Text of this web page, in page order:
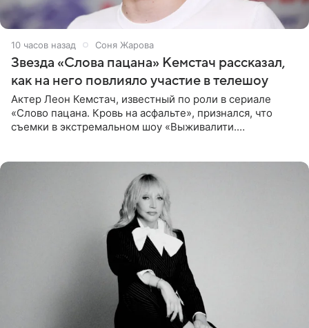
10 часов назад Соня Жарова
Звезда «Слова пацана» Кемстач рассказал,
как на него повлияло участие в телешоу
Актер Леон Кемстач, известный по роли в сериале
«Слово пацана. Кровь на асфальте», признался, что
съемки в экстремальном шоу «Выживалити.